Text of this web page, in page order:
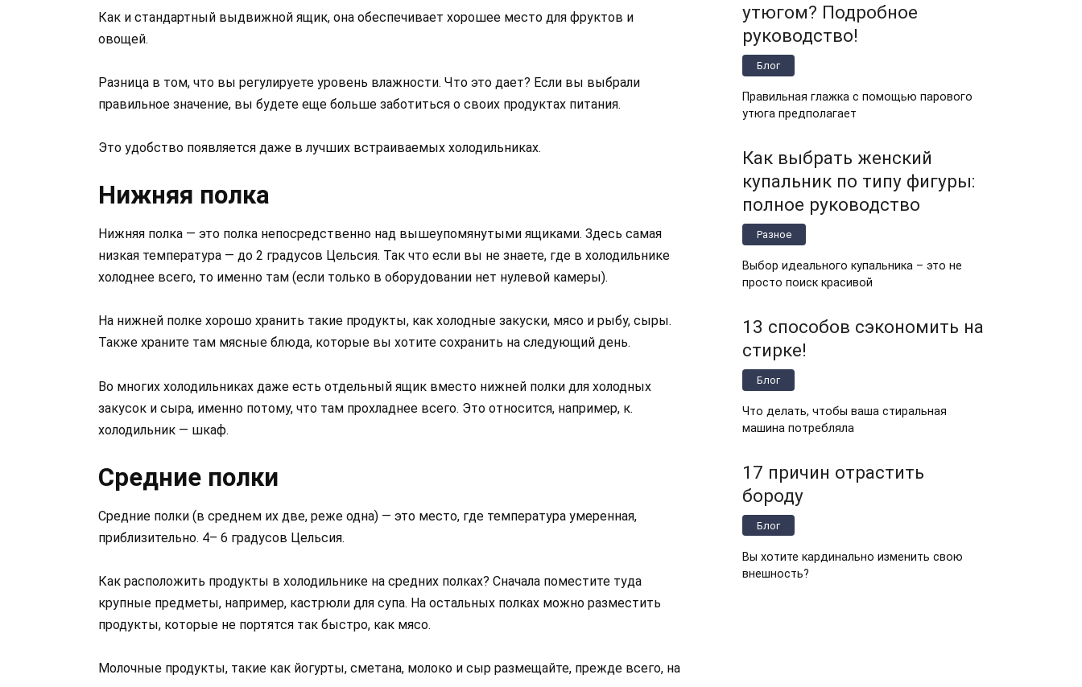
Как и стандартный выдвижной ящик, она обеспечивает хорошее место для фруктов и
овощей.
Разница в том, что вы регулируете уровень влажности. Что это дает? Если вы выбрали
правильное значение, вы будете еще больше заботиться о своих продуктах питания.
Это удобство появляется даже в лучших встраиваемых холодильниках.
Нижняя полка
Нижняя полка — это полка непосредственно над вышеупомянутыми ящиками. Здесь самая
низкая температура — до 2 градусов Цельсия. Так что если вы не знаете, где в холодильнике
холоднее всего, то именно там (если только в оборудовании нет нулевой камеры).
На нижней полке хорошо хранить такие продукты, как холодные закуски, мясо и рыбу, сыры.
Также храните там мясные блюда, которые вы хотите сохранить на следующий день.
Во многих холодильниках даже есть отдельный ящик вместо нижней полки для холодных
закусок и сыра, именно потому, что там прохладнее всего. Это относится, например, к.
холодильник — шкаф.
Средние полки
Средние полки (в среднем их две, реже одна) — это место, где температура умеренная,
приблизительно. 4– 6 градусов Цельсия.
Как расположить продукты в холодильнике на средних полках? Сначала поместите туда
крупные предметы, например, кастрюли для супа. На остальных полках можно разместить
продукты, которые не портятся так быстро, как мясо.
Молочные продукты, такие как йогурты, сметана, молоко и сыр размещайте, прежде всего, на
утюгом? Подробное
руководство!
Блог
Правильная глажка с помощью парового
утюга предполагает
Как выбрать женский
купальник по типу фигуры:
полное руководство
Разное
Выбор идеального купальника – это не
просто поиск красивой
13 способов сэкономить на
стирке!
Блог
Что делать, чтобы ваша стиральная
машина потребляла
17 причин отрастить
бороду
Блог
Вы хотите кардинально изменить свою
внешность?